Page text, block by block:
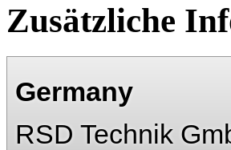
Zusätzliche
Germany
RSD Technik